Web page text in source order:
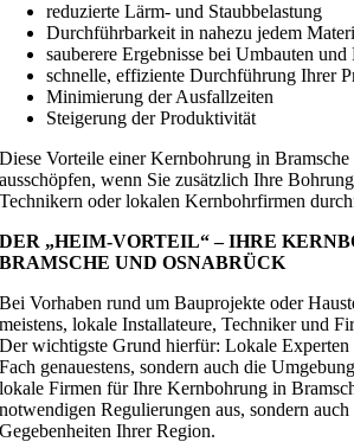
reduzierte Lärm- und Staubbelastung
Durchführbarkeit in nahezu jedem
sauberere Ergebnisse bei Umbauten
schnelle, effiziente Durchführung Ihrer
Minimierung der Ausfallzeiten
Steigerung der Produktivität
Diese Vorteile einer Kernbohrung in Bramsche
ausschöpfen, wenn Sie zusätzlich Ihre
Technikern oder lokalen Kernbohrfirmen
DER „HEIM-VORTEIL“ – IHRE
BRAMSCHE UND OSNABRÜCK
Bei Vorhaben rund um Bauprojekte oder
meistens, lokale Installateure, Techniker und
Der wichtigste Grund hierfür: Lokale
Fach genauestens, sondern auch die
lokale Firmen für Ihre Kernbohrung in
notwendigen Regulierungen aus, sondern
Gegebenheiten Ihrer Region.